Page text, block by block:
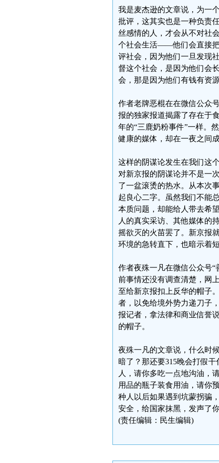
我是麦杰逊的文章说，为一
批评，这其实也是一种负责
丝感情的人，才会从不对社
个社会生活——他们会直接
评社会，因为他们一旦发现
督这个社会，是因为他们会
会，那是因为他们有钱有资
作者老牌恶棍在在微信公众
报的独家报道揭露了存在于
年的“三鹿奶粉事件”一样。
健康的媒体，却在一夜之间
这样的阴谋论发生在我们这
对新京报的阴谋论并不是一
了一盆滚烫的热水。从本次
起良心二字。虽然我们不能
本质问题，却能给人带去希
人的真实采访、其他媒体的
摇欲灭的火苗罢了。新京报
环境的急转直下，也暗示着
作者夜殊一凡在微信公众号
前事情还没有调查清楚，网
至给新京报扣上反华的帽子
者，以免给境外势力递刀子
报记者，拿法律和商业信誉
的帽子。
夜殊一凡的文章说，什么时
暗了？那还要315晚会打假
人，请你多吃一点地沟油，
用品的瓶子装食用油，请你
种人以后如果遇到坑蒙拐骗
安全，给国家抹黑，发声了
(责任编辑：民生编辑)